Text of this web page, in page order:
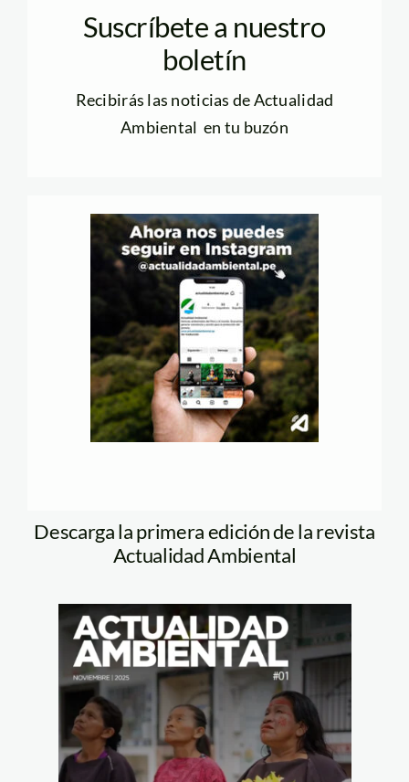
Suscríbete a nuestro
boletín
Recibirás las noticias de Actualidad
Ambiental en tu buzón
Descarga la primera edición de la revista
Actualidad Ambiental